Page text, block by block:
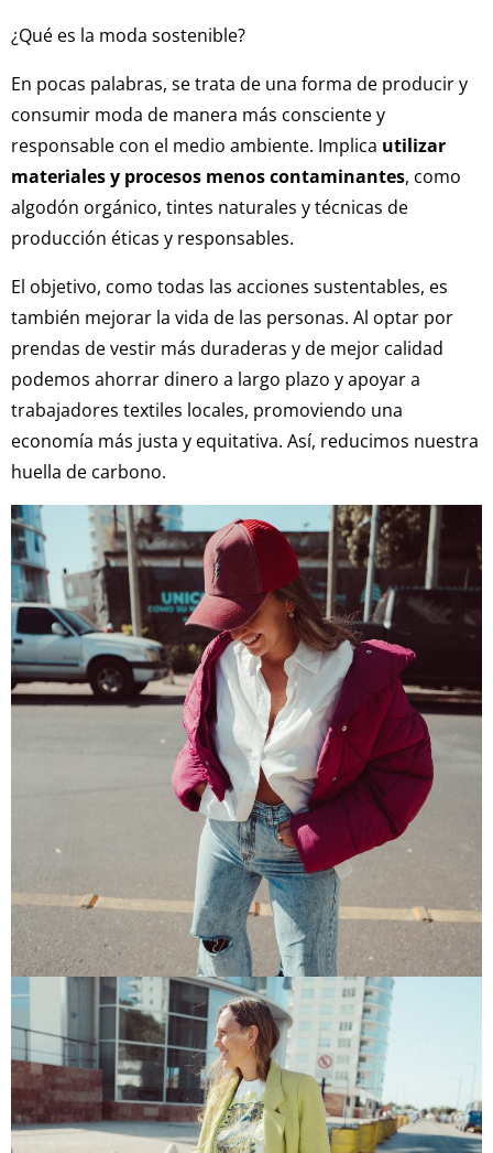
¿Qué es la moda sostenible?
En pocas palabras, se trata de una forma de producir y
consumir moda de manera más consciente y
responsable con el medio ambiente. Implica utilizar
materiales y procesos menos contaminantes, como
algodón orgánico, tintes naturales y técnicas de
producción éticas y responsables.
El objetivo, como todas las acciones sustentables, es
también mejorar la vida de las personas. Al optar por
prendas de vestir más duraderas y de mejor calidad
podemos ahorrar dinero a largo plazo y apoyar a
trabajadores textiles locales, promoviendo una
economía más justa y equitativa. Así, reducimos nuestra
huella de carbono.